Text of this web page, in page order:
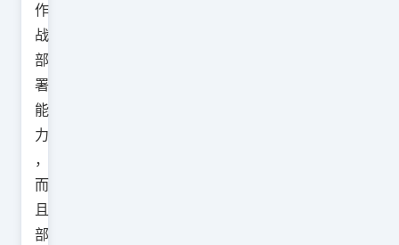
作
战
部
署
能
力
，
而
且
部